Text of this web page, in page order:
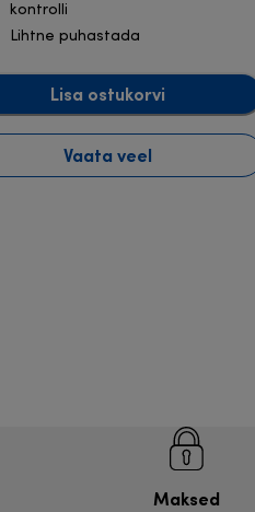
kontrolli
Lihtne puhastada
Lisa ostukorvi
Vaata veel
Maksed